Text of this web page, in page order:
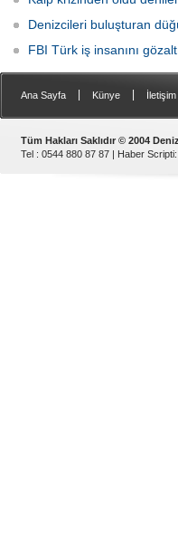
Denizcileri buluşturan
FBI Türk iş insanını
Ana Sayfa Künye İletişim
Tüm Hakları Saklıdır © 2004
Tel : 0544 880 87 87 | Haber Scripti: